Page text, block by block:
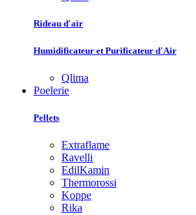
Rideau d'air
Humidificateur et Purificateur d'Air
Qlima
Poelerie
Pellets
Extraflame
Ravelli
EdilKamin
Thermorossi
Koppe
Rika